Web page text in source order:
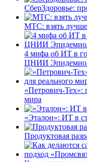
СберЗдоровье:
МТС: взять
4 мифа об ИТ в
ЦНИИ
«Петрович-Тех»:
мира
«Эталон»: ИТ в
Продуктовая